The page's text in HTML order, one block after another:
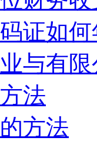
证如
与有
法
方法